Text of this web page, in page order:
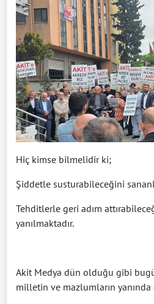
Hiç kimse bilmelidir ki;
Şiddetle susturabileceğini
Tehditlerle geri adım
yanılmaktadır.
Akit Medya dün olduğu gibi
milletin ve mazlumların